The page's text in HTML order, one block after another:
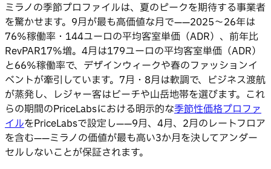
ミラノの季節プロファイルは、夏のピークを期待する事業者
を驚かせます。9月が最も高価値な月で——2025〜26年は
76%稼働率・144ユーロの平均客室単価（ADR）、前年比
RevPAR17%増。4月は179ユーロの平均客室単価（ADR）
と66%稼働率で、デザインウィークや春のファッションイ
ベントが牽引しています。7月・8月は軟調で、ビジネス渡航
が蒸発し、レジャー客はビーチや山岳地帯を選びます。これ
らの期間のPriceLabsにおける明示的な季節性価格プロファ
イルをPriceLabsで設定し——9月、4月、2月のレートフロア
を含む——ミラノの価値が最も高い3か月を決してアンダー
セルしないことが保証されます。